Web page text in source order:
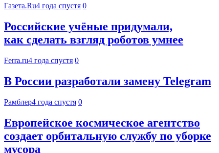
Газета.Ru4 года спустя 0
Российские учёные придумали,
как сделать взгляд роботов умнее
Ferra.ru4 года спустя 0
В России разработали замену Telegram
Рамблер4 года спустя 0
Европейское космическое агентство
создает орбитальную службу по уборке
мусора